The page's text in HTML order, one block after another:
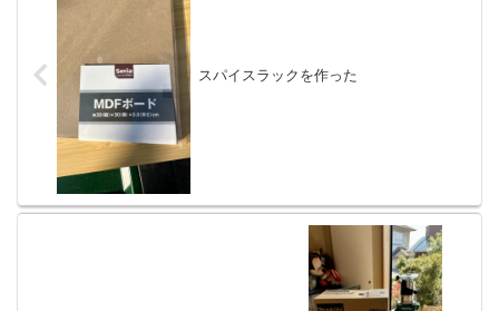
スパイスラックを作った